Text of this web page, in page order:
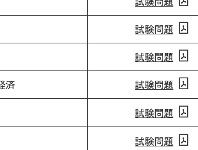
試験問題
試験問題
済
試験問題
試験問題
試験問題